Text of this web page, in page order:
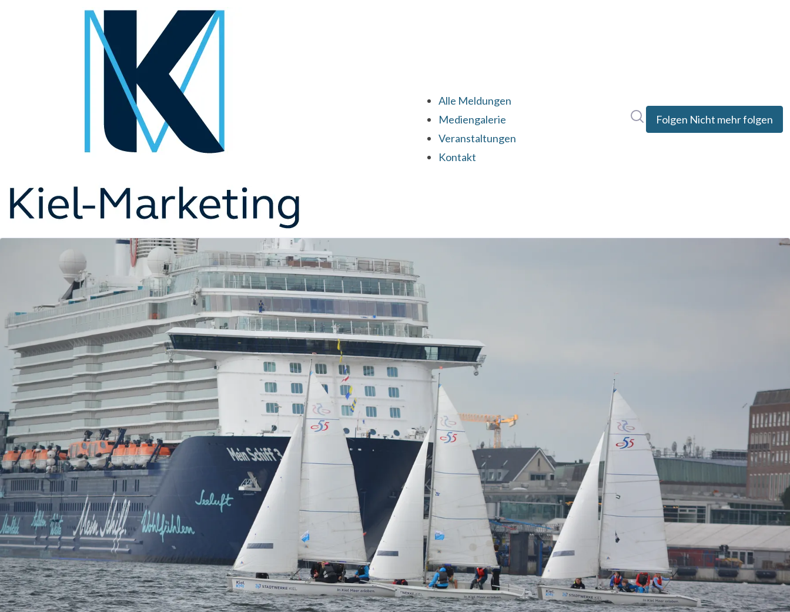
Alle Meldungen
Mediengalerie
Veranstaltungen
Kontakt
Folgen Nicht mehr folgen